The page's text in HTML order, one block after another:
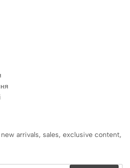
arrivals, sales, exclusive content,